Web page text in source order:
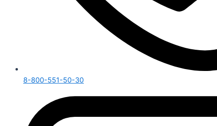
8-800-551-50-30